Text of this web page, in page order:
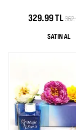
329.99 TL